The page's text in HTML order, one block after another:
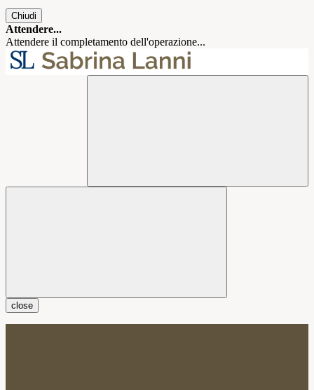
Chiudi
Attendere...
Attendere il completamento dell'operazione...
close